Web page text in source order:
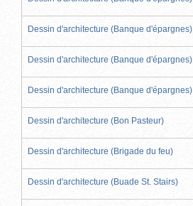
Dessin d'architecture (Banque d'épargnes)
Dessin d'architecture (Banque d'épargnes)
Dessin d'architecture (Banque d'épargnes)
Dessin d'architecture (Bon Pasteur)
Dessin d'architecture (Brigade du feu)
Dessin d'architecture (Buade St. Stairs)